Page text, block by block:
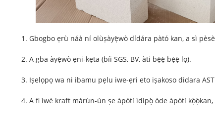
1. Gbogbo ẹrù náà ní olùṣàyẹ̀wò dídára pàtó kan, a sì
2. A gba àyẹ̀wò ẹni-kẹta (bíi SGS, BV, àti bẹ́ẹ̀ bẹ́ẹ̀ lọ).
3. Iṣelọpọ wa ni ibamu pẹlu iwe-ẹri eto iṣakoso didara
4. A fi ìwé kraft márùn-ún ṣe àpótí ìdìpọ̀ òde àpótí